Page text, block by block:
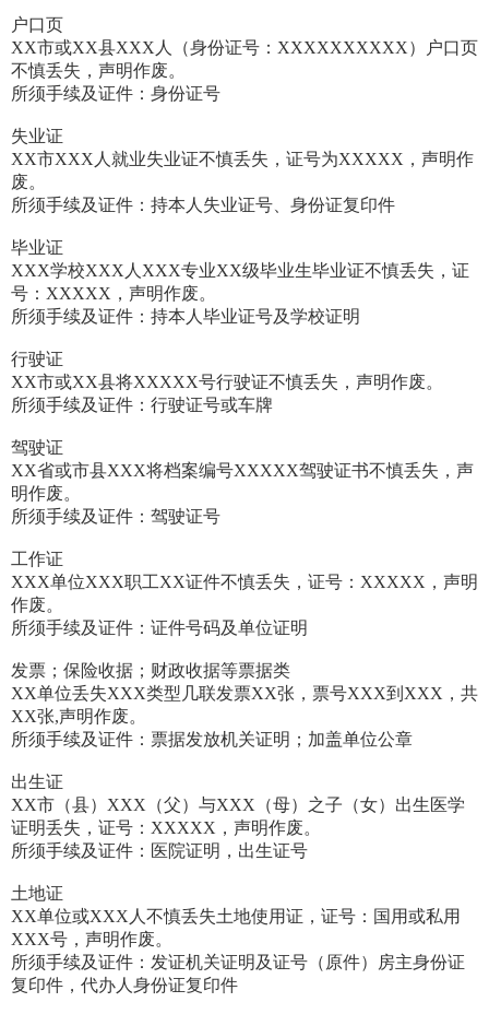
户口页
XX市或XX县XXX人（身份证号：XXXXXXXXXX）户口页
不慎丢失，声明作废。
所须手续及证件：身份证号
失业证
XX市XXX人就业失业证不慎丢失，证号为XXXXX，声明作
废。
所须手续及证件：持本人失业证号、身份证复印件
毕业证
XXX学校XXX人XXX专业XX级毕业生毕业证不慎丢失，证
号：XXXXX，声明作废。
所须手续及证件：持本人毕业证号及学校证明
行驶证
XX市或XX县将XXXXX号行驶证不慎丢失，声明作废。
所须手续及证件：行驶证号或车牌
驾驶证
XX省或市县XXX将档案编号XXXXX驾驶证书不慎丢失，声
明作废。
所须手续及证件：驾驶证号
工作证
XXX单位XXX职工XX证件不慎丢失，证号：XXXXX，声明
作废。
所须手续及证件：证件号码及单位证明
发票；保险收据；财政收据等票据类
XX单位丢失XXX类型几联发票XX张，票号XXX到XXX，共
XX张,声明作废。
所须手续及证件：票据发放机关证明；加盖单位公章
出生证
XX市（县）XXX（父）与XXX（母）之子（女）出生医学
证明丢失，证号：XXXXX，声明作废。
所须手续及证件：医院证明，出生证号
土地证
XX单位或XXX人不慎丢失土地使用证，证号：国用或私用
XXX号，声明作废。
所须手续及证件：发证机关证明及证号（原件）房主身份证
复印件，代办人身份证复印件